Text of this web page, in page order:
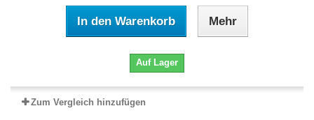
In den Warenkorb Mehr
Auf Lager
Zum Vergleich hinzufügen